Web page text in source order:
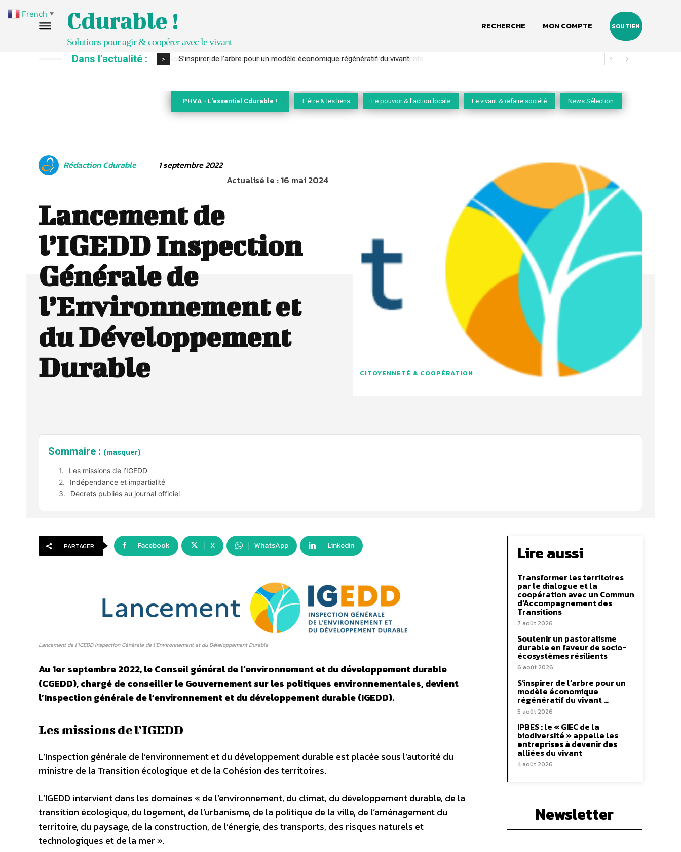
Cdurable !
Solutions pour agir & coopérer avec le vivant
RECHERCHE MON COMPTE SOUTIEN
Dans l'actualité : > S’inspirer de l’arbre pour un modèle économique régénératif du vivant …
PHVA - L'essentiel Cdurable ! L'être & les liens Le pouvoir & l'action locale Le vivant & refaire société News Sélection
Rédaction Cdurable 1 septembre 2022
Actualisé le :16 mai 2024
Lancement de
l’IGEDD Inspection
Générale de
l’Environnement et
du Développement
Durable
CITOYENNETÉ & COOPÉRATION
Sommaire : (masquer)
Les missions de l’IGEDD
Indépendance et impartialité
Décrets publiés au journal officiel
PARTAGER Facebook X WhatsApp Linkedin
Lancement de l’IGEDD Inspection Générale de l’Environnement et du Développement Durable
Au 1er septembre 2022, le Conseil général de l’environnement et du développement durable
(CGEDD), chargé de conseiller le Gouvernement sur les politiques environnementales, devient
l’Inspection générale de l’environnement et du développement durable (IGEDD).
Les missions de l’IGEDD
L’Inspection générale de l’environnement et du développement durable est placée sous l’autorité du
ministre de la Transition écologique et de la Cohésion des territoires.
L’IGEDD intervient dans les domaines « de l’environnement, du climat, du développement durable, de la
transition écologique, du logement, de l’urbanisme, de la politique de la ville, de l’aménagement du
territoire, du paysage, de la construction, de l’énergie, des transports, des risques naturels et
technologiques et de la mer ».
Lire aussi
Transformer les territoires
par le dialogue et la
coopération avec un Commun
d’Accompagnement des
Transitions
7 août 2026
Soutenir un pastoralisme
durable en faveur de socio-
écosystèmes résilients
6 août 2026
S’inspirer de l’arbre pour un
modèle économique
régénératif du vivant …
5 août 2026
IPBES : le « GIEC de la
biodiversité » appelle les
entreprises à devenir des
alliées du vivant
4 août 2026
Newsletter
French ▼